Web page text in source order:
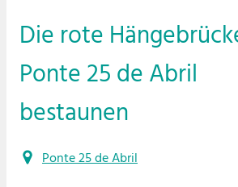
Die rote
Ponte 25 de Abril
bestaunen
Ponte 25 de Abril